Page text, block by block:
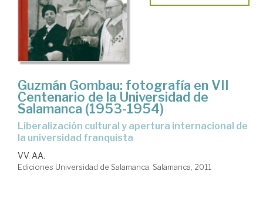
Guzmán Gombau: fotografía en VII
Centenario de la Universidad de
Salamanca (1953-1954)
Liberalización cultural y apertura internacional de
la universidad franquista
VV. AA.
Ediciones Universidad de Salamanca. Salamanca, 2011